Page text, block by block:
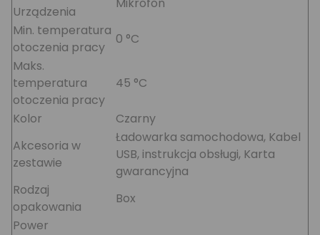
Urządzenia
Min. temperatura
otoczenia pracy
0 °C
Maks.
temperatura
otoczenia pracy
45 °C
Kolor
Czarny
Akcesoria w
zestawie
Ładowarka samochodowa, Kabel
USB, instrukcja obsługi, Karta
gwarancyjna
Rodzaj
opakowania
Box
Power